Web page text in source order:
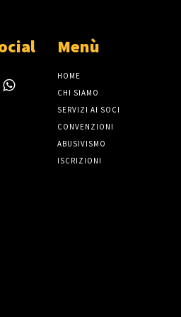
Menù
HOME
CHI SIAMO
SERVIZI AI SOCI
CONVENZIONI
ABUSIVISMO
ISCRIZIONI